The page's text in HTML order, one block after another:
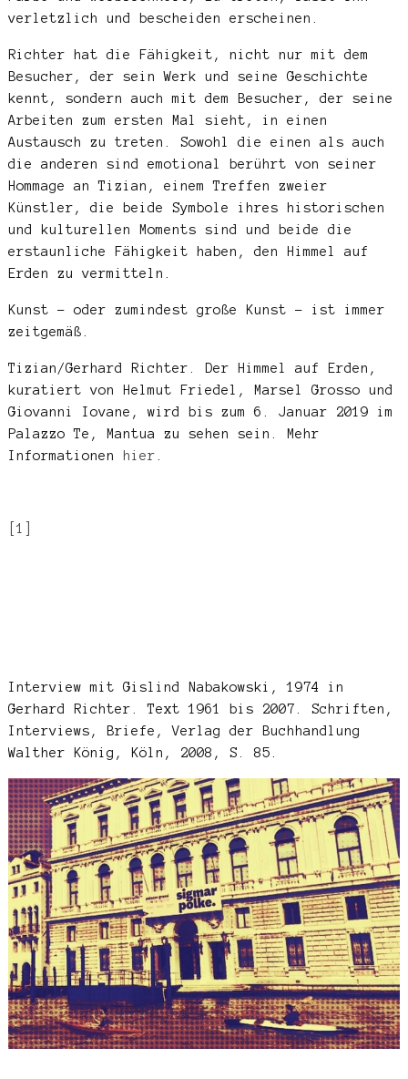
verletzlich und bescheiden erscheinen.
Richter hat die Fähigkeit, nicht nur mit dem
Besucher, der sein Werk und seine Geschichte
kennt, sondern auch mit dem Besucher, der seine
Arbeiten zum ersten Mal sieht, in einen
Austausch zu treten. Sowohl die einen als auch
die anderen sind emotional berührt von seiner
Hommage an Tizian, einem Treffen zweier
Künstler, die beide Symbole ihres historischen
und kulturellen Moments sind und beide die
erstaunliche Fähigkeit haben, den Himmel auf
Erden zu vermitteln.
Kunst – oder zumindest große Kunst – ist immer
zeitgemäß.
Tizian/Gerhard Richter. Der Himmel auf Erden,
kuratiert von Helmut Friedel, Marsel Grosso und
Giovanni Iovane, wird bis zum 6. Januar 2019 im
Palazzo Te, Mantua zu sehen sein. Mehr
Informationen
hier
[1]
Interview mit Gislind Nabakowski, 1974 in
Gerhard Richter. Text 1961 bis 2007. Schriften,
Interviews, Briefe, Verlag der Buchhandlung
Walther König, Köln, 2008, S. 85.